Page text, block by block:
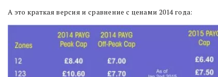
А это краткая версия и сравнение с ценами 2014 года: